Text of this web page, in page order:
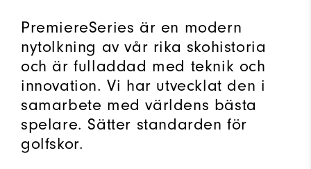
PremiereSeries är en modern
nytolkning av vår rika skohistoria
och är fulladdad med teknik och
innovation. Vi har utvecklat den i
samarbete med världens bästa
spelare. Sätter standarden för
golfskor.